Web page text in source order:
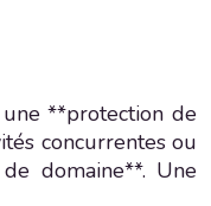
**protection de
concurrentes ou
domaine**. Une